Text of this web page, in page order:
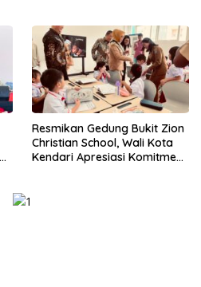
Resmikan Gedung Bukit Zion
Christian School, Wali Kota
Kendari Apresiasi Komitmen